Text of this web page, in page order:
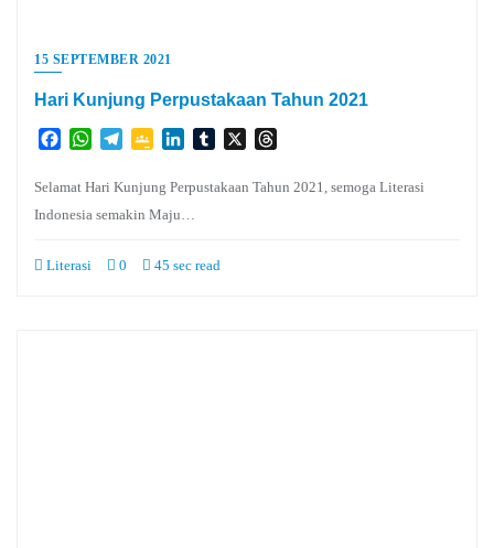
15 SEPTEMBER 2021
Hari Kunjung Perpustakaan Tahun 2021
FacebookWhatsApp
TelegramGoogleLinkedInTumblr
X
Selamat Hari Kunjung Perpustakaan Tahun 2021, semoga Literasi
Indonesia semakin Maju…
Literasi 0 45 sec read